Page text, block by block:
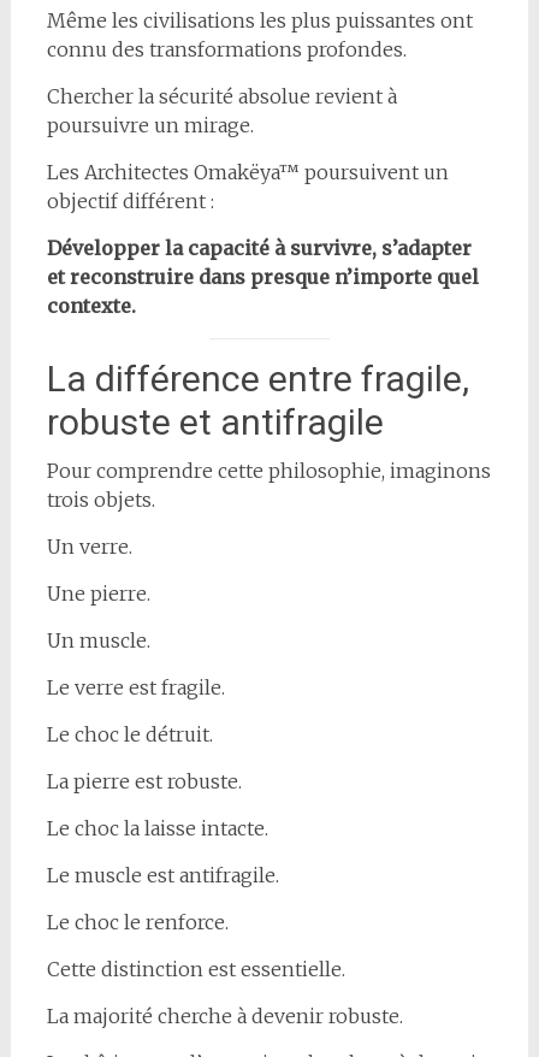
Même les civilisations les plus puissantes ont
connu des transformations profondes.
Chercher la sécurité absolue revient à
poursuivre un mirage.
Les Architectes Omakëya™ poursuivent un
objectif différent :
Développer la capacité à survivre, s’adapter
et reconstruire dans presque n’importe quel
contexte.
La différence entre fragile,
robuste et antifragile
Pour comprendre cette philosophie, imaginons
trois objets.
Un verre.
Une pierre.
Un muscle.
Le verre est fragile.
Le choc le détruit.
La pierre est robuste.
Le choc la laisse intacte.
Le muscle est antifragile.
Le choc le renforce.
Cette distinction est essentielle.
La majorité cherche à devenir robuste.